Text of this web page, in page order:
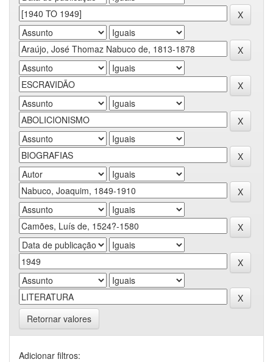
Retornar valores
Adicionar filtros: